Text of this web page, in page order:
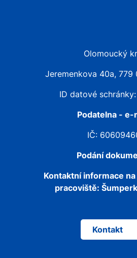
Olomoucký
Jeremenkova 40a, 779
ID datové
Podatelna - e-
IČ:
Podání
Kontaktní informace
pracoviště:
Kontakt